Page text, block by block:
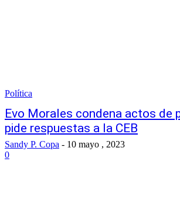
Política
Evo Morales condena actos de
pide respuestas a la CEB
Sandy P. Copa - 10 mayo , 2023
0